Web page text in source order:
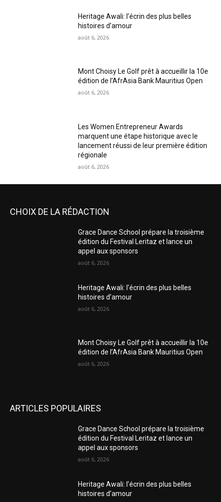
Heritage Awali: l’écrin des plus belles
histoires d’amour
août 6, 2026
Mont Choisy Le Golf prêt à accueillir la 10e
édition de l’AfrAsia Bank Mauritius Open
août 6, 2026
Les Women Entrepreneur Awards
marquent une étape historique avec le
lancement réussi de leur première édition
régionale
août 6, 2026
CHOIX DE LA RÉDACTION
Grace Dance School prépare la troisième
édition du Festival Leritaz et lance un
appel aux sponsors
août 6, 2026
Heritage Awali: l’écrin des plus belles
histoires d’amour
août 6, 2026
Mont Choisy Le Golf prêt à accueillir la 10e
édition de l’AfrAsia Bank Mauritius Open
août 6, 2026
ARTICLES POPULAIRES
Grace Dance School prépare la troisième
édition du Festival Leritaz et lance un
appel aux sponsors
août 6, 2026
Heritage Awali: l’écrin des plus belles
histoires d’amour